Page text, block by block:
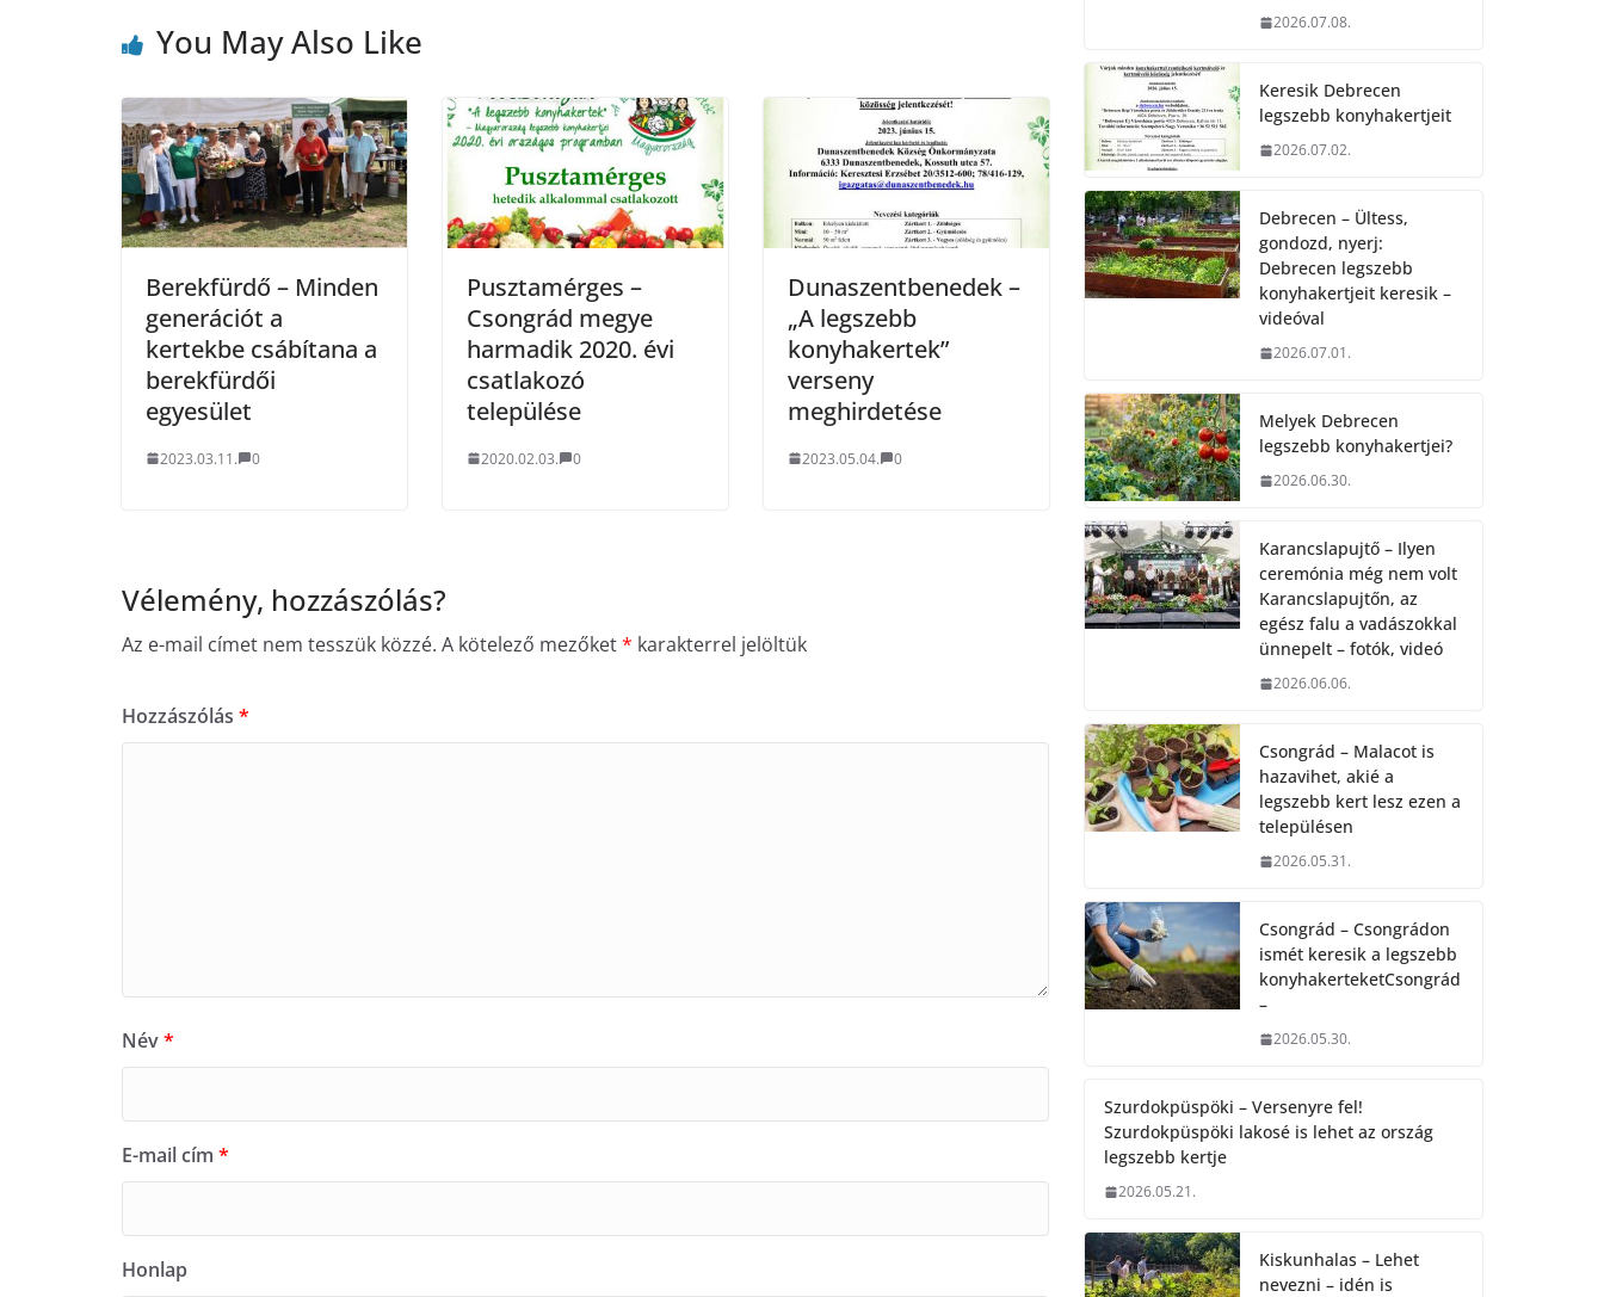
You May Also Like
Berekfürdő – Minden
generációt a
kertekbe csábítana a
berekfürdői
egyesület
2023.03.11. 0
Pusztamérges –
Csongrád megye
harmadik 2020. évi
csatlakozó
települése
2020.02.03. 0
Dunaszentbenedek –
„A legszebb
konyhakertek”
verseny
meghirdetése
2023.05.04. 0
Vélemény, hozzászólás?
Az e-mail címet nem tesszük közzé. A kötelező mezőket* karakterrel jelöltük
Hozzászólás *
Név*
E-mail cím *
Honlap
2026.07.08.
Keresik Debrecen
legszebb konyhakertjeit
2026.07.02.
Debrecen – Ültess,
gondozd, nyerj:
Debrecen legszebb
konyhakertjeit keresik –
videóval
2026.07.01.
Melyek Debrecen
legszebb konyhakertjei?
2026.06.30.
Karancslapujtő – Ilyen
ceremónia még nem volt
Karancslapujtőn, az
egész falu a vadászokkal
ünnepelt – fotók, videó
2026.06.06.
Csongrád – Malacot is
hazavihet, akié a
legszebb kert lesz ezen a
településen
2026.05.31.
Csongrád – Csongrádon
ismét keresik a legszebb
konyhakerteketCsongrád
–
2026.05.30.
Szurdokpüspöki – Versenyre fel!
Szurdokpüspöki lakosé is lehet az ország
legszebb kertje
2026.05.21.
Kiskunhalas – Lehet
nevezni – idén is